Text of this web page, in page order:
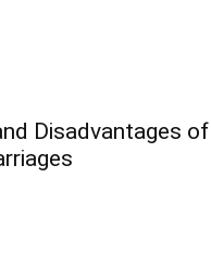
Disadvantages of